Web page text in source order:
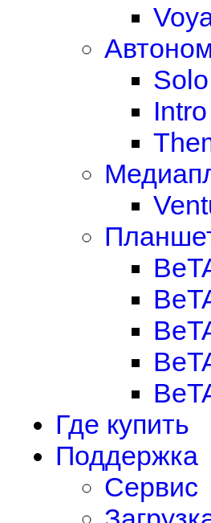
Intro
Где купить
Поддержка
Сервис